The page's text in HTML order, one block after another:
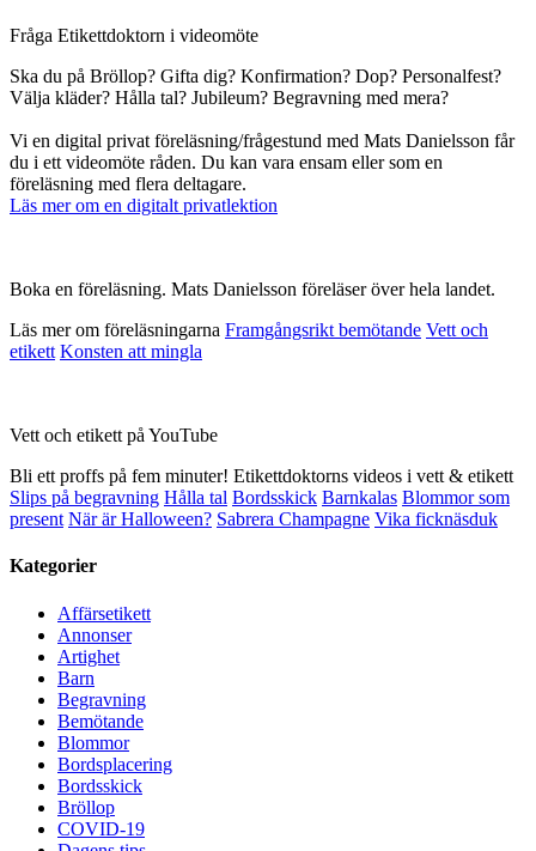
Fråga Etikettdoktorn i videomöte
Ska du på Bröllop? Gifta dig? Konfirmation? Dop? Personalfest?
Välja kläder? Hålla tal? Jubileum? Begravning med mera?
Vi en digital privat föreläsning/frågestund med Mats Danielsson får
du i ett videomöte råden. Du kan vara ensam eller som en
föreläsning med flera deltagare.
Läs mer om en digitalt privatlektion
Boka en föreläsning. Mats Danielsson föreläser över hela landet.
Läs mer om föreläsningarna Framgångsrikt bemötande Vett och
etikett Konsten att mingla
Vett och etikett på YouTube
Bli ett proffs på fem minuter! Etikettdoktorns videos i vett & etikett
Slips på begravning Hålla tal Bordsskick Barnkalas Blommor som
present När är Halloween? Sabrera Champagne Vika ficknäsduk
Kategorier
Affärsetikett
Annonser
Artighet
Barn
Begravning
Bemötande
Blommor
Bordsplacering
Bordsskick
Bröllop
COVID-19